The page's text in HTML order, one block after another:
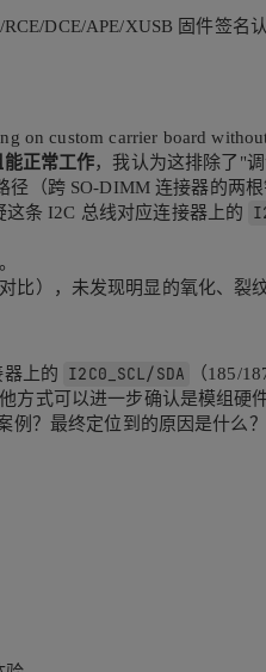
DCE/APE/XUSB 固件签名
on custom carrier board
正常工作，我认为这排除了"
（跨 SO-DIMM 连接器的两根
这条 I2C 总线对应连接器上的
比），未发现明显的氧化、裂
器上的 I2C0_SCL/SDA
（185/
方式可以进一步确认是模组硬
？最终定位到的原因是什么？